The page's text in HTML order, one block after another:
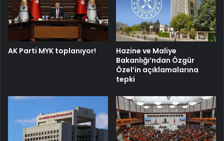
AK Parti MYK toplanıyor!
Hazine ve Maliye
Bakanlığı’ndan Özgür
Özel’in açıklamalarına
tepki